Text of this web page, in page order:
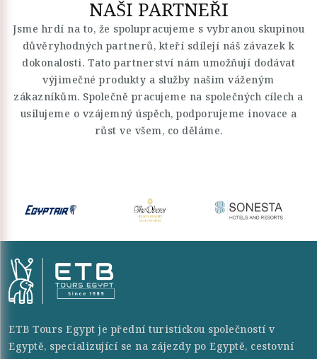
NAŠI PARTNEŘI
Jsme hrdí na to, že spolupracujeme s vybranou skupinou
důvěryhodných partnerů, kteří sdílejí náš závazek k
dokonalosti. Tato partnerství nám umožňují dodávat
výjimečné produkty a služby našim váženým
zákazníkům. Společně pracujeme na společných cílech a
usilujeme o vzájemný úspěch, podporujeme inovace a
růst ve všem, co děláme.
ETB Tours Egypt je přední turistickou společností v
Egyptě, specializující se na zájezdy po Egyptě, cestovní